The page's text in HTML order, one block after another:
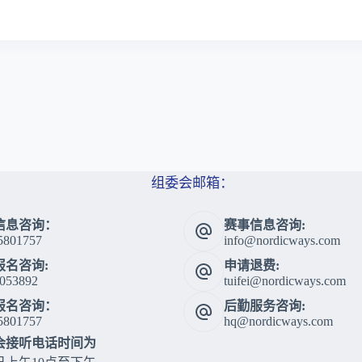
息咨询：
名咨询:
名咨询：
接听电话时间为
组委会邮箱：
赛事信息咨询:
info@nordicways.com
申请退费:
tuifei@nordicways.com
后勤服务咨询:
hq@nordicways.com